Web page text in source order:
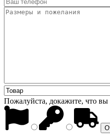
Пожалуйста, докажите, что вы